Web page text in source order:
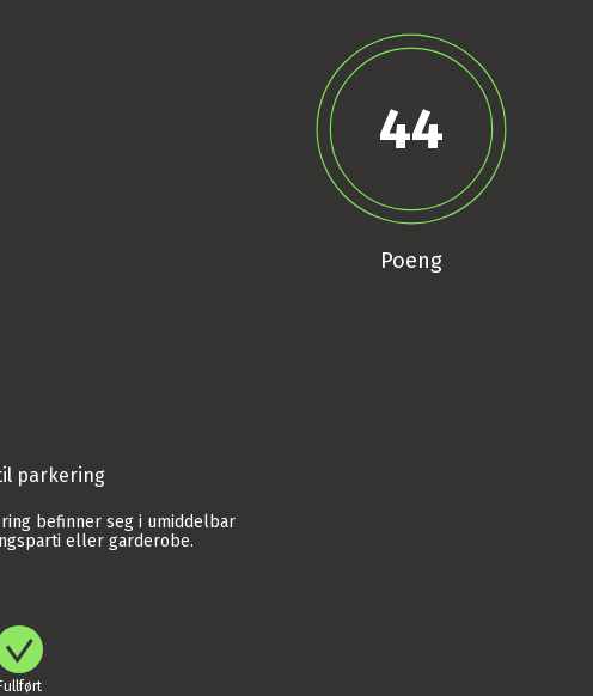
44
Poeng
parkering
befinner seg i umiddelbar
eller garderobe.